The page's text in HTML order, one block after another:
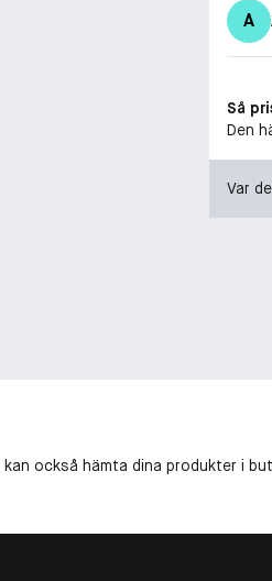
A
Så
Den
Var
också hämta dina produkter i